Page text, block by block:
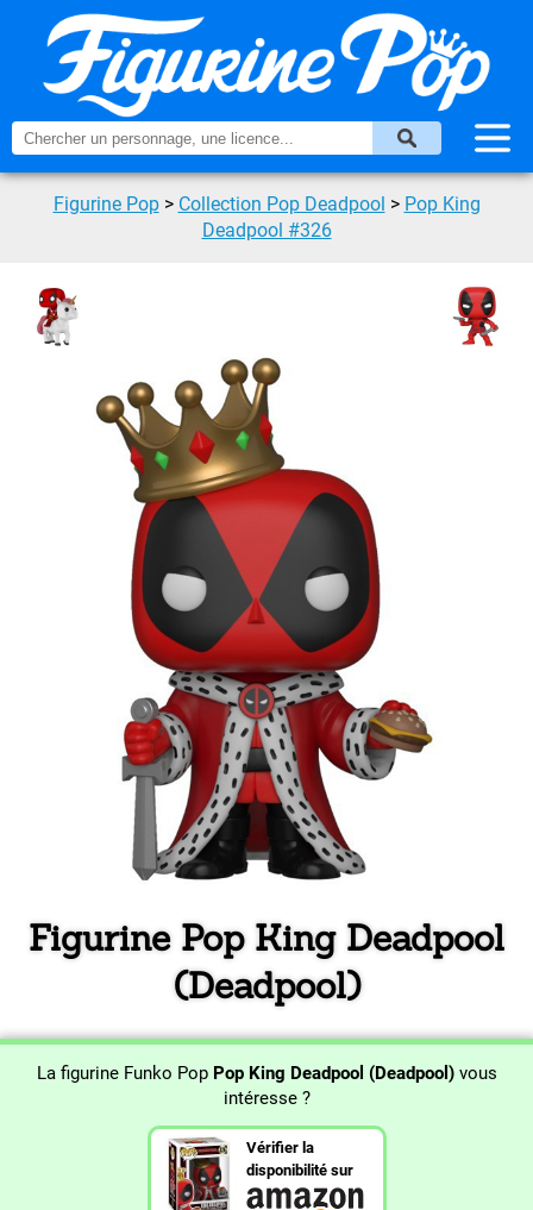
Figurine Pop > Collection Pop Deadpool > Pop King
Deadpool #326
Figurine Pop King Deadpool
(Deadpool)
La figurine Funko Pop Pop King Deadpool (Deadpool)vous
intéresse ?
Vérifier la
disponibilité sur